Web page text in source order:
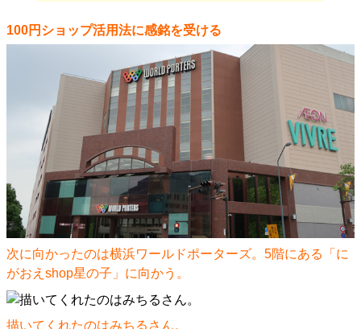
100円ショップ活用法に感銘を受ける
次に向かったのは横浜ワールドポーターズ。5階にある「に
がおえshop星の子」に向かう。
描いてくれたのはみちるさん。